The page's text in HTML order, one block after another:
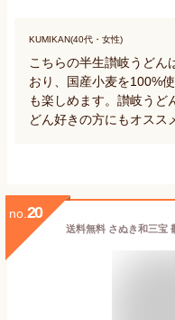
KUMIKAN(40代・女性)
こちらの半生讃岐うどん
おり、国産小麦を100%
も楽しめます。讃岐うど
どん好きの方にもオスス
no. 20